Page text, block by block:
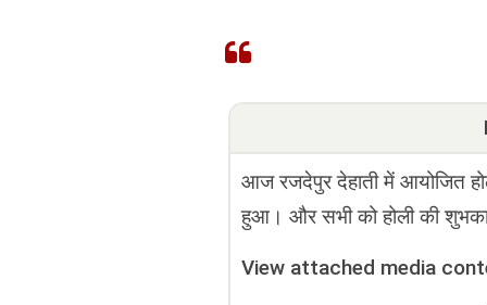
आज रजदेपुर देहाती में आयोजित
हुआ। और सभी को होली की
View attached media